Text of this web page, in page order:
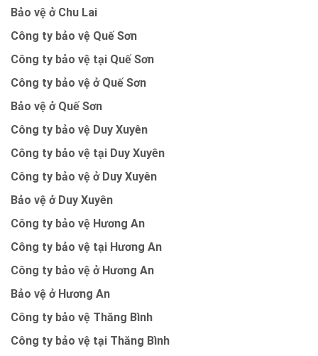
Bảo vệ ở Chu Lai
Công ty bảo vệ Quế Sơn
Công ty bảo vệ tại Quế Sơn
Công ty bảo vệ ở Quế Sơn
Bảo vệ ở Quế Sơn
Công ty bảo vệ Duy Xuyên
Công ty bảo vệ tại Duy Xuyên
Công ty bảo vệ ở Duy Xuyên
Bảo vệ ở Duy Xuyên
Công ty bảo vệ Hương An
Công ty bảo vệ tại Hương An
Công ty bảo vệ ở Hương An
Bảo vệ ở Hương An
Công ty bảo vệ Thăng Bình
Công ty bảo vệ tại Thăng Bình